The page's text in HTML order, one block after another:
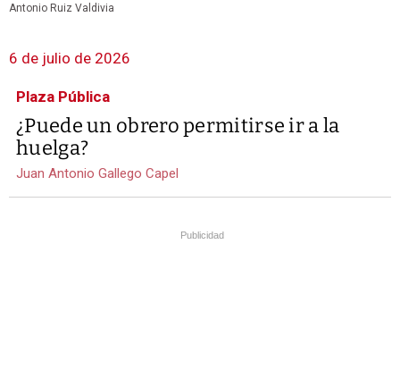
Antonio Ruiz Valdivia
6 de julio de 2026
Plaza Pública
¿Puede un obrero permitirse ir a la
huelga?
Juan Antonio Gallego Capel
Publicidad